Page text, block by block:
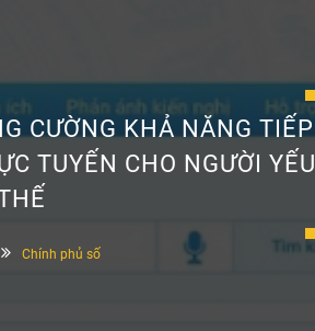
CƯỜNG KHẢ NĂNG TIẾP
TUYẾN CHO NGƯỜI YẾU
Chính phủ số